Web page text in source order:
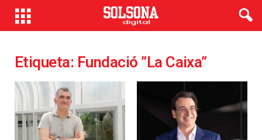
Etiqueta: Fundació ”la Caixa”